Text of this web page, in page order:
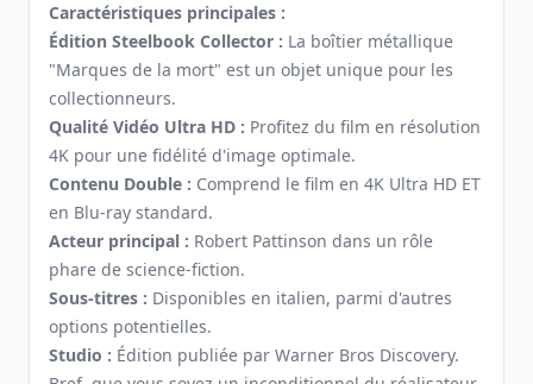
Caractéristiques principales :
Édition Steelbook Collector : La boîtier métallique
"Marques de la mort" est un objet unique pour les
collectionneurs.
Qualité Vidéo Ultra HD : Profitez du film en résolution
4K pour une fidélité d'image optimale.
Contenu Double : Comprend le film en 4K Ultra HD ET
en Blu-ray standard.
Acteur principal : Robert Pattinson dans un rôle
phare de science-fiction.
Sous-titres : Disponibles en italien, parmi d'autres
options potentielles.
Studio : Édition publiée par Warner Bros Discovery.